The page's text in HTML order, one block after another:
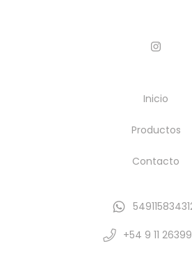
Inicio
Productos
Contacto
+54 9 11